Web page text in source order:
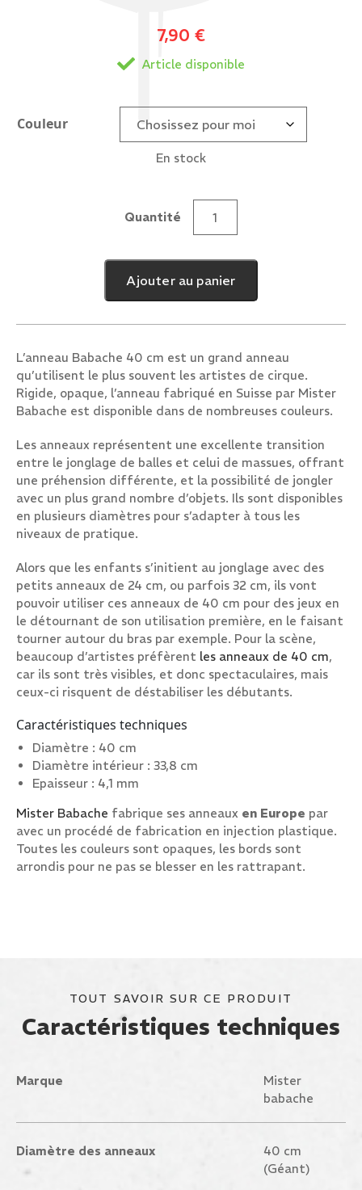
7,90 €
Article disponible
Couleur
En stock
Quantitéquantité
Anneau
Babache
40
cm
Ajouter au panier
L’anneau Babache 40 cm est un grand anneau
qu’utilisent le plus souvent les artistes de cirque.
Rigide, opaque, l’anneau fabriqué en Suisse par Mister
Babache est disponible dans de nombreuses couleurs.
Les anneaux représentent une excellente transition
entre le jonglage de balles et celui de massues, offrant
une préhension différente, et la possibilité de jongler
avec un plus grand nombre d’objets. Ils sont disponibles
en plusieurs diamètres pour s’adapter à tous les
niveaux de pratique.
Alors que les enfants s’initient au jonglage avec des
petits anneaux de 24 cm, ou parfois 32 cm, ils vont
pouvoir utiliser ces anneaux de 40 cm pour des jeux en
le détournant de son utilisation première, en le faisant
tourner autour du bras par exemple. Pour la scène,
beaucoup d’artistes préfèrent les anneaux de 40 cm,
car ils sont très visibles, et donc spectaculaires, mais
ceux-ci risquent de déstabiliser les débutants.
Caractéristiques techniques
Diamètre : 40 cm
Diamètre intérieur : 33,8 cm
Epaisseur : 4,1 mm
Mister Babache fabrique ses anneaux en Europe par
avec un procédé de fabrication en injection plastique.
Toutes les couleurs sont opaques, les bords sont
arrondis pour ne pas se blesser en les rattrapant.
TOUT SAVOIR SUR CE PRODUIT
Caractéristiques techniques
Marque
Mister
babache
Diamètre des anneaux
40 cm
(Géant)